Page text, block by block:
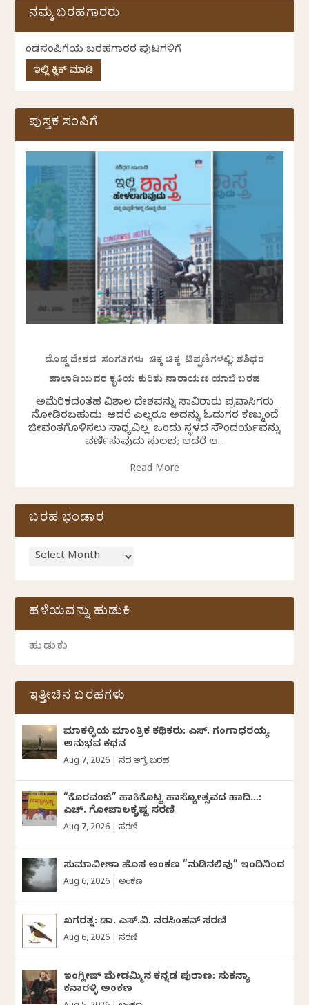
ನಮ್ಮ ಬರಹಗಾರರು
ಕೆಂಡಸಂಪಿಗೆಯ ಬರಹಗಾರರ ಪುಟಗಳಿಗೆ
ಇಲ್ಲಿ ಕ್ಲಿಕ್ ಮಾಡಿ
ಪುಸ್ತಕ ಸಂಪಿಗೆ
ದೊಡ್ಡ ದೇಶದ ಸಂಗತಿಗಳು ಚಿಕ್ಕ ಚಿಕ್ಕ ಟಿಪ್ಪಣಿಗಳಲ್ಲಿ: ಶಶಿಧರ
ಹಾಲಾಡಿಯವರ ಕೃತಿಯ ಕುರಿತು ನಾರಾಯಣ ಯಾಜಿ ಬರಹ
ಅಮೆರಿಕದಂತಹ ವಿಶಾಲ ದೇಶವನ್ನು ಸಾವಿರಾರು ಪ್ರವಾಸಿಗರು
ನೋಡಿರಬಹುದು. ಆದರೆ ಎಲ್ಲರೂ ಅದನ್ನು ಓದುಗರ ಕಣ್ಮುಂದೆ
ಜೀವಂತಗೊಳಿಸಲು ಸಾಧ್ಯವಿಲ್ಲ. ಒಂದು ಸ್ಥಳದ ಸೌಂದರ್ಯವನ್ನು
ವರ್ಣಿಸುವುದು ಸುಲಭ; ಆದರೆ ಆ...
Read More
ಬರಹ ಭಂಡಾರ
ಹಳೆಯವನ್ನು ಹುಡುಕಿ
ಇತ್ತೀಚಿನ ಬರಹಗಳು
ಮಾಕಳ್ಳಿಯ ಮಾಂತ್ರಿಕ ಕಥಿಕರು: ಎಸ್. ಗಂಗಾಧರಯ್ಯ
ಅನುಭವ ಕಥನ
Aug 7, 2026 ದಿನದ ಅಗ್ರ ಬರಹ
“ಕೊರವಂಜಿ” ಹಾಕಿಕೊಟ್ಟ ಹಾಸ್ಯೋತ್ಸವದ ಹಾದಿ…:
ಎಚ್. ಗೋಪಾಲಕೃಷ್ಣ ಸರಣಿ
Aug 7, 2026 ಸರಣಿ
ಸುಮಾವೀಣಾ ಹೊಸ ಅಂಕಣ “ನುಡಿನಲಿವು” ಇಂದಿನಿಂದ
Aug 6, 2026 ಅಂಕಣ
ಖಗರತ್ನ: ಡಾ. ಎಸ್.ವಿ. ನರಸಿಂಹನ್‌‌ ಸರಣಿ
Aug 6, 2026 ಸರಣಿ
ಇಂಗ್ಲೀಷ್ ಮೇಡಮ್ಮಿನ ಕನ್ನಡ ಪುರಾಣ: ಸುಕನ್ಯಾ
ಕನಾರಳ್ಳಿ ಅಂಕಣ